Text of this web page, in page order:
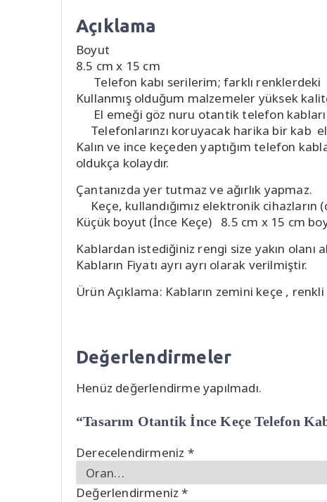
Açıklama
Boyut
8.5 cm x 15 cm
Telefon kabı serilerim; farklı
Kullanmış olduğum malzemeler yüksek
El emeği göz nuru otantik telefon kabları
Telefonlarınzı koruyacak harika bir kab
Kalın ve ince keçeden yaptığım telefon
oldukça kolaydır.
Çantanızda yer tutmaz ve ağırlık yapmaz.
Keçe, kullandığımız elektronik
Küçük boyut (İnce Keçe) 8.5 cm x 15 cm
Kablardan istediğiniz rengi size yakın olanı
Kabların Fiyatı ayrı ayrı olarak verilmiştir.
Ürün Açıklama: Kabların zemini keçe ,
Değerlendirmeler
Henüz değerlendirme yapılmadı.
“Tasarım Otantik İnce Keçe Telefon
Derecelendirmeniz *
Değerlendirmeniz*